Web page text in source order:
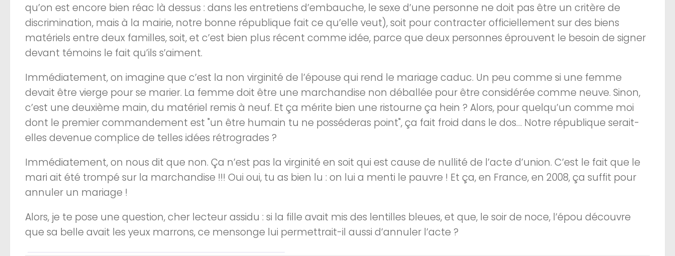
qu’on est encore bien réac là dessus : dans les entretiens d’embauche, le sexe d’une personne ne doit pas être un critère de
discrimination, mais à la mairie, notre bonne république fait ce qu’elle veut), soit pour contracter officiellement sur des biens
matériels entre deux familles, soit, et c’est bien plus récent comme idée, parce que deux personnes éprouvent le besoin de signer
devant témoins le fait qu’ils s’aiment.
Immédiatement, on imagine que c’est la non virginité de l’épouse qui rend le mariage caduc. Un peu comme si une femme
devait être vierge pour se marier. La femme doit être une marchandise non déballée pour être considérée comme neuve. Sinon,
c’est une deuxième main, du matériel remis à neuf. Et ça mérite bien une ristourne ça hein ? Alors, pour quelqu’un comme moi
dont le premier commandement est "un être humain tu ne posséderas point", ça fait froid dans le dos… Notre république serait-
elles devenue complice de telles idées rétrogrades ?
Immédiatement, on nous dit que non. Ça n’est pas la virginité en soit qui est cause de nullité de l’acte d’union. C’est le fait que le
mari ait été trompé sur la marchandise !!! Oui oui, tu as bien lu : on lui a menti le pauvre ! Et ça, en France, en 2008, ça suffit pour
annuler un mariage !
Alors, je te pose une question, cher lecteur assidu : si la fille avait mis des lentilles bleues, et que, le soir de noce, l’épou découvre
que sa belle avait les yeux marrons, ce mensonge lui permettrait-il aussi d’annuler l’acte ?